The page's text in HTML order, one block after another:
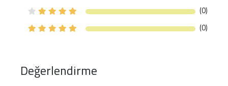
(0)
(0)
Değerlendirme